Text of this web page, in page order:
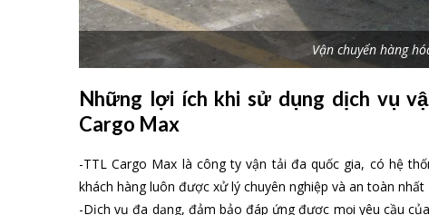
Vận chuyển hàng
Những lợi ích khi sử dụng dịch vụ
Cargo Max
-TTL Cargo Max là công ty vận tải đa quốc gia, có hệ
khách hàng luôn được xử lý chuyên nghiệp và an toàn nhất
-Dịch vụ đa dạng, đảm bảo đáp ứng được mọi yêu cầu